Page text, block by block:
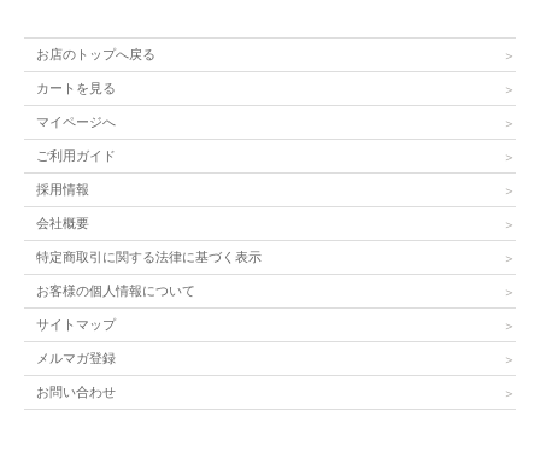
お店のトップへ戻る
カートを見る
マイページへ
ご利用ガイド
採用情報
会社概要
特定商取引に関する法律に基づく表示
お客様の個人情報について
サイトマップ
メルマガ登録
お問い合わせ